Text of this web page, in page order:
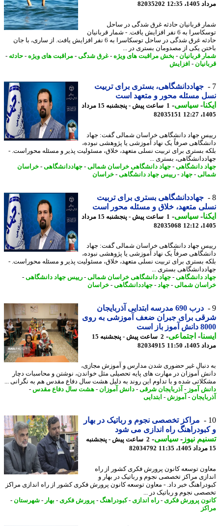
12:35
82035202
قربانیان حادثه غرق شدگی در ساحل
توسکاسرا به 6 نفر افزایش یافت. - شمار قربانیان
حادثه غرق شدگی در ساحل توسکاسرا به 6 نفر افزایش یافت. از ساری، با جان
یکی از مصدومان بستری در ...
قربانیان-بخش مراقبت های ویژه -غرق شدگی-مراقبت های ویژه -حادثه-
-افزایش
جهاددانشگاهی، بستری برای تربیت
مسئله محور و متعهد است
-سیاسی-
1 ساعت پیش - پنجشنبه 15 مرداد
82035151
جهاد دانشگاهی خراسان شمالی گفت: جهاد
صرفاً یک نهاد آموزشی یا پژوهشی نبوده،
بستری برای تربیت نسلی متعهد، خلاق، مسئولیت پذیر و مسئله محوراست. -
بستری ...
دانشگاهی-جهاد دانشگاهی خراسان شمالی-جهاددانشگاهی-خراسان
-جهاد -رییس جهاد دانشگاهی-خراسان
جهاددانشگاهی بستری برای تربیت
متعهد، خلاق و مسئله محور است
-سیاسی-
1 ساعت پیش - پنجشنبه 15 مرداد
82035068
جهاد دانشگاهی خراسان شمالی گفت: جهاد
صرفاً یک نهاد آموزشی یا پژوهشی نبوده،
بستری برای تربیت نسلی متعهد، خلاق، مسئولیت پذیر و مسئله محوراست. -
بستری ...
دانشگاهی-جهاد دانشگاهی خراسان شمالی-رییس جهاد دانشگاهی-
شمالی-جهاد -جهاددانشگاهی-خراسان
درب 690 مدرسه ابتدایی آذربایجان
برای جبران ضعف آموزشی به روی
باز است
-اجتماعی-
2 ساعت پیش - پنجشنبه 15
11:50
82034915
غیر حضوری شدن مدارس و آموزش مجازی،
آموزان در مهارت های پایه تحصیلی مثل خواندن، نوشتن و محاسبات دچار
شده و با تداوم این روند به دلیل هشت سال دفاع مقدس هم به نگرانی ...
آموز -آذربایجان شرقی-دانش آموزان- هشت سال دفاع مقدس-
-آموزش-ابتدایی
مراکز تخصصی نجوم و رباتیک در بهار
راه اندازی می شود
نیوز-سیاسی-
2 ساعت پیش - پنجشنبه
82034792
توسعه کانون پرورش فکری کشور از راه
مراکز تخصصی نجوم و رباتیک در بهار و
خبر داد. - معاون توسعه کانون پرورش فکری کشور از راه اندازی مراکز
نجوم و رباتیک در ...
پرورش فکری- راه اندازی- کبودراهنگ -پرورش فکری- بهار-شهرستان-